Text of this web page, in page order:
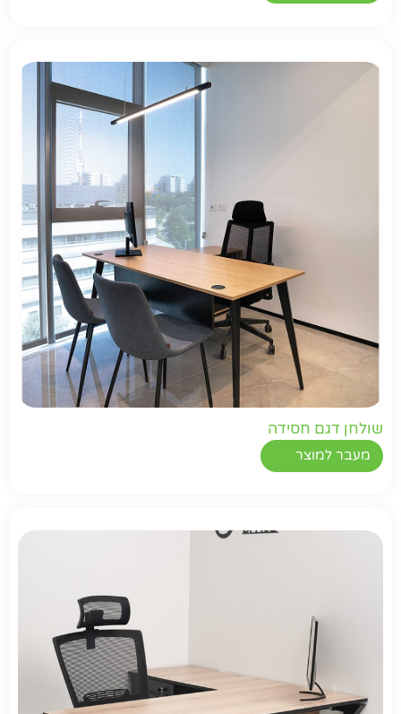
שולחן דגם חסידה
מעבר למוצר